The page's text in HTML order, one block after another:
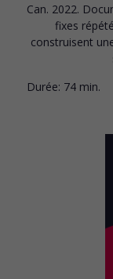
Can. 2022.
fixes
construisent
Durée: 74 min.